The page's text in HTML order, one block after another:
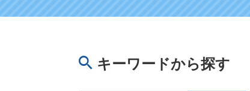
キーワードから探す